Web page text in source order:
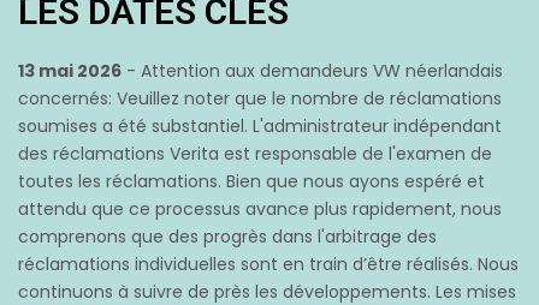
LES DATES CLÉS
13 mai 2026 - Attention aux demandeurs VW néerlandais
concernés: Veuillez noter que le nombre de réclamations
soumises a été substantiel. L'administrateur indépendant
des réclamations Verita est responsable de l'examen de
toutes les réclamations. Bien que nous ayons espéré et
attendu que ce processus avance plus rapidement, nous
comprenons que des progrès dans l'arbitrage des
réclamations individuelles sont en train d’être réalisés. Nous
continuons à suivre de près les développements. Les mises